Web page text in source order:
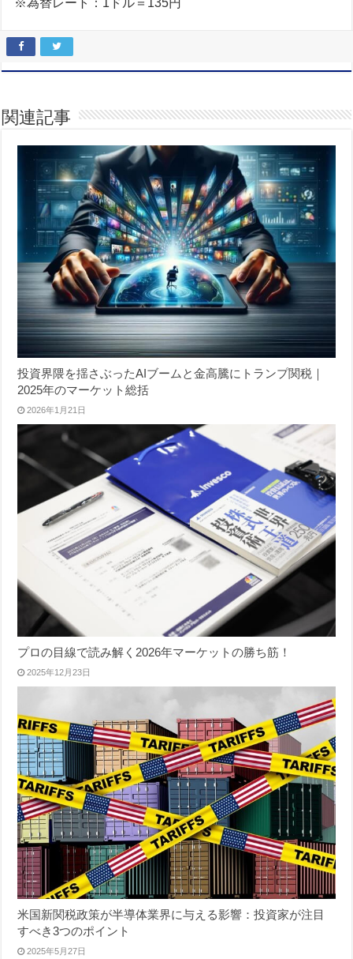
※為替レート：1ドル＝135円
関連記事
投資界隈を揺さぶったAIブームと金高騰にトランプ関税｜
2025年のマーケット総括
2026年1月21日
プロの目線で読み解く2026年マーケットの勝ち筋！
2025年12月23日
米国新関税政策が半導体業界に与える影響：投資家が注目
すべき3つのポイント
2025年5月27日